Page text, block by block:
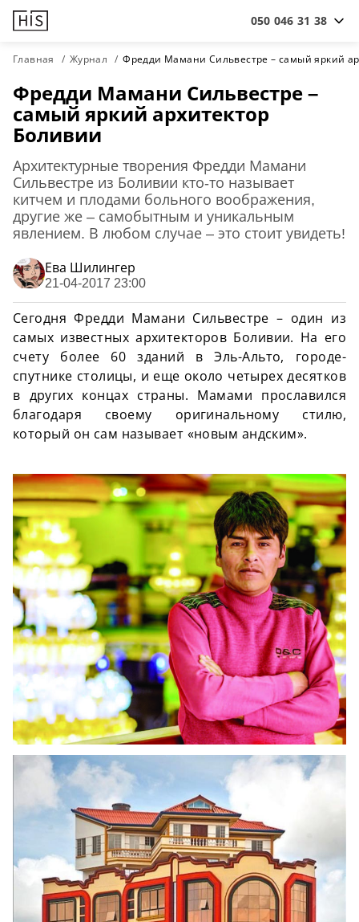
050 046 31 38
Главная Журнал Фредди Мамани Сильвестре – самый яркий
Фредди Мамани Сильвестре –
самый яркий архитектор
Боливии
Архитектурные творения Фредди Мамани
Сильвестре из Боливии кто-то называет
китчем и плодами больного воображения,
другие же – самобытным и уникальным
явлением. В любом случае – это стоит увидеть!
Ева Шилингер
21-04-2017 23:00
Сегодня Фредди Мамани Сильвестре – один из
самых известных архитекторов Боливии. На его
счету более 60 зданий в Эль-Альто, городе-
спутнике столицы, и еще около четырех десятков
в других концах страны. Мамами прославился
благодаря своему оригинальному стилю,
который он сам называет «новым андским».